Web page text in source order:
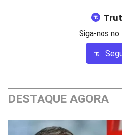
Siga-nos no
DESTAQUE AGORA